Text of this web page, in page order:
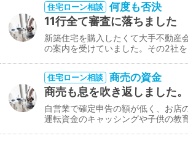
住宅ローン相談 何度も否決
11行全て審査に落ちました
新築住宅を購入したくて大手不動産
の案内を受けていました。その2社
住宅ローン相談 商売の資金
商売も息を吹き返しました。
自営業で確定申告の額が低く、お店
運転資金のキャッシングや子供の教